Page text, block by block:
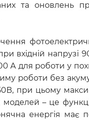
та оновлень
вхідній
А для роботи у
роботи без
при цьому
– це
енергія має